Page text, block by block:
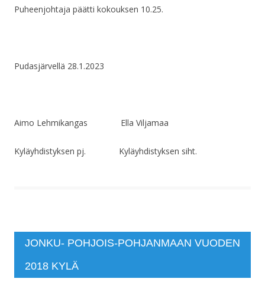
Puheenjohtaja päätti kokouksen 10.25.
Pudasjärvellä 28.1.2023
Aimo Lehmikangas Ella Viljamaa
Kyläyhdistyksen pj. Kyläyhdistyksen siht.
JONKU- POHJOIS-POHJANMAAN VUODEN
2018 KYLÄ